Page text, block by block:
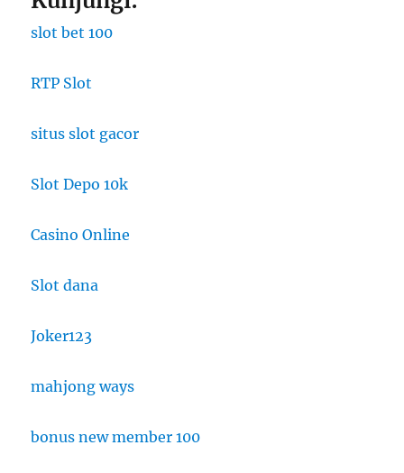
slot bet 100
RTP Slot
situs slot gacor
Slot Depo 10k
Casino Online
Slot dana
Joker123
mahjong ways
bonus new member 100